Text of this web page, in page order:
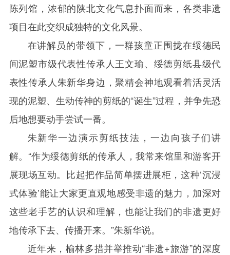
陈列馆，浓郁的陕北文化气息扑面而来，各类非遗
项目在此交织成独特的文化风景。
在讲解员的带领下，一群孩童正围拢在绥德民
间泥塑市级代表性传承人王文瑜、绥德剪纸县级代
表性传承人朱新华身边，聚精会神地观看着活灵活
现的泥塑、生动传神的剪纸的“诞生”过程，并争先恐
后地想要动手尝试一番。
朱新华一边演示剪纸技法，一边向孩子们讲
解。“作为绥德剪纸的传承人，我常来馆里和游客开
展现场互动。比起把作品简单摆进展柜，这种‘沉浸
式体验’能让大家更直观地感受非遗的魅力，加深对
这些老手艺的认识和理解，也能让我们的非遗更好
地传承下去、传播开来。”朱新华说。
近年来，榆林多措并举推动“非遗+旅游”的深度